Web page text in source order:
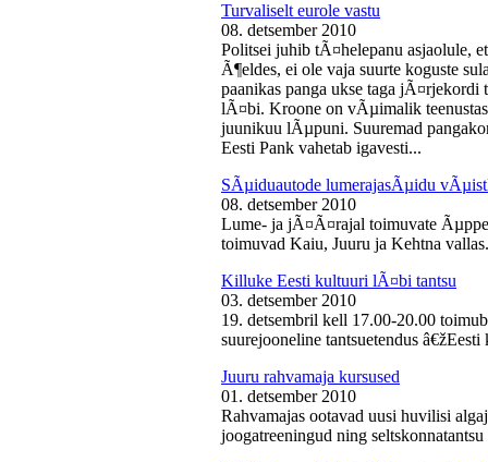
Turvaliselt eurole vastu
08. detsember 2010
Politsei juhib tÃ¤helepanu asjaolule,
Ã¶eldes, ei ole vaja suurte koguste
paanikas panga ukse taga
lÃ¤bi. Kroone on vÃµimalik
juunikuu lÃµpuni. Suuremad
Eesti Pank vahetab igavesti...
SÃµiduautode lumerajasÃµidu
08. detsember 2010
Lume- ja jÃ¤Ã¤rajal toimuvate
toimuvad Kaiu, Juuru ja Kehtna
Killuke Eesti kultuuri lÃ¤bi tantsu
03. detsember 2010
19. detsembril kell 17.00-20.00
suurejooneline tantsuetendus
Juuru rahvamaja kursused
01. detsember 2010
Rahvamajas ootavad uusi huvilisi
joogatreeningud ning seltskonnatantsu